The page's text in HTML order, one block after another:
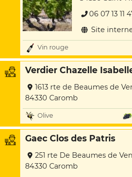
06 07 13 11
Site
Vin rouge
Verdier Chazelle
1613 rte de Beaumes de
84330 Caromb
Olive
Gaec Clos des Patris
251 rte De Beaumes de
84330 Caromb